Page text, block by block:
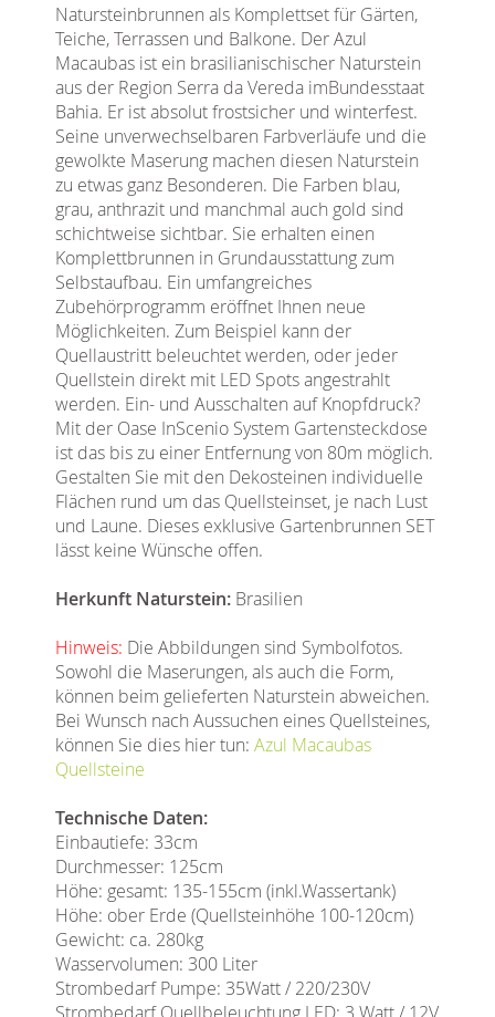
Natursteinbrunnen als Komplettset für Gärten,
Teiche, Terrassen und Balkone. Der Azul
Macaubas ist ein brasilianischischer Naturstein
aus der Region Serra da Vereda imBundesstaat
Bahia. Er ist absolut frostsicher und winterfest.
Seine unverwechselbaren Farbverläufe und die
gewolkte Maserung machen diesen Naturstein
zu etwas ganz Besonderen. Die Farben blau,
grau, anthrazit und manchmal auch gold sind
schichtweise sichtbar. Sie erhalten einen
Komplettbrunnen in Grundausstattung zum
Selbstaufbau. Ein umfangreiches
Zubehörprogramm eröffnet Ihnen neue
Möglichkeiten. Zum Beispiel kann der
Quellaustritt beleuchtet werden, oder jeder
Quellstein direkt mit LED Spots angestrahlt
werden. Ein- und Ausschalten auf Knopfdruck?
Mit der Oase InScenio System Gartensteckdose
ist das bis zu einer Entfernung von 80m möglich.
Gestalten Sie mit den Dekosteinen individuelle
Flächen rund um das Quellsteinset, je nach Lust
und Laune. Dieses exklusive Gartenbrunnen SET
lässt keine Wünsche offen.
Herkunft Naturstein: Brasilien
Hinweis: Die Abbildungen sind Symbolfotos.
Sowohl die Maserungen, als auch die Form,
können beim gelieferten Naturstein abweichen.
Bei Wunsch nach Aussuchen eines Quellsteines,
können Sie dies hier tun: Azul Macaubas
Quellsteine
Technische Daten:
Einbautiefe: 33cm
Durchmesser: 125cm
Höhe: gesamt: 135-155cm (inkl.Wassertank)
Höhe: ober Erde (Quellsteinhöhe 100-120cm)
Gewicht: ca. 280kg
Wasservolumen: 300 Liter
Strombedarf Pumpe: 35Watt / 220/230V